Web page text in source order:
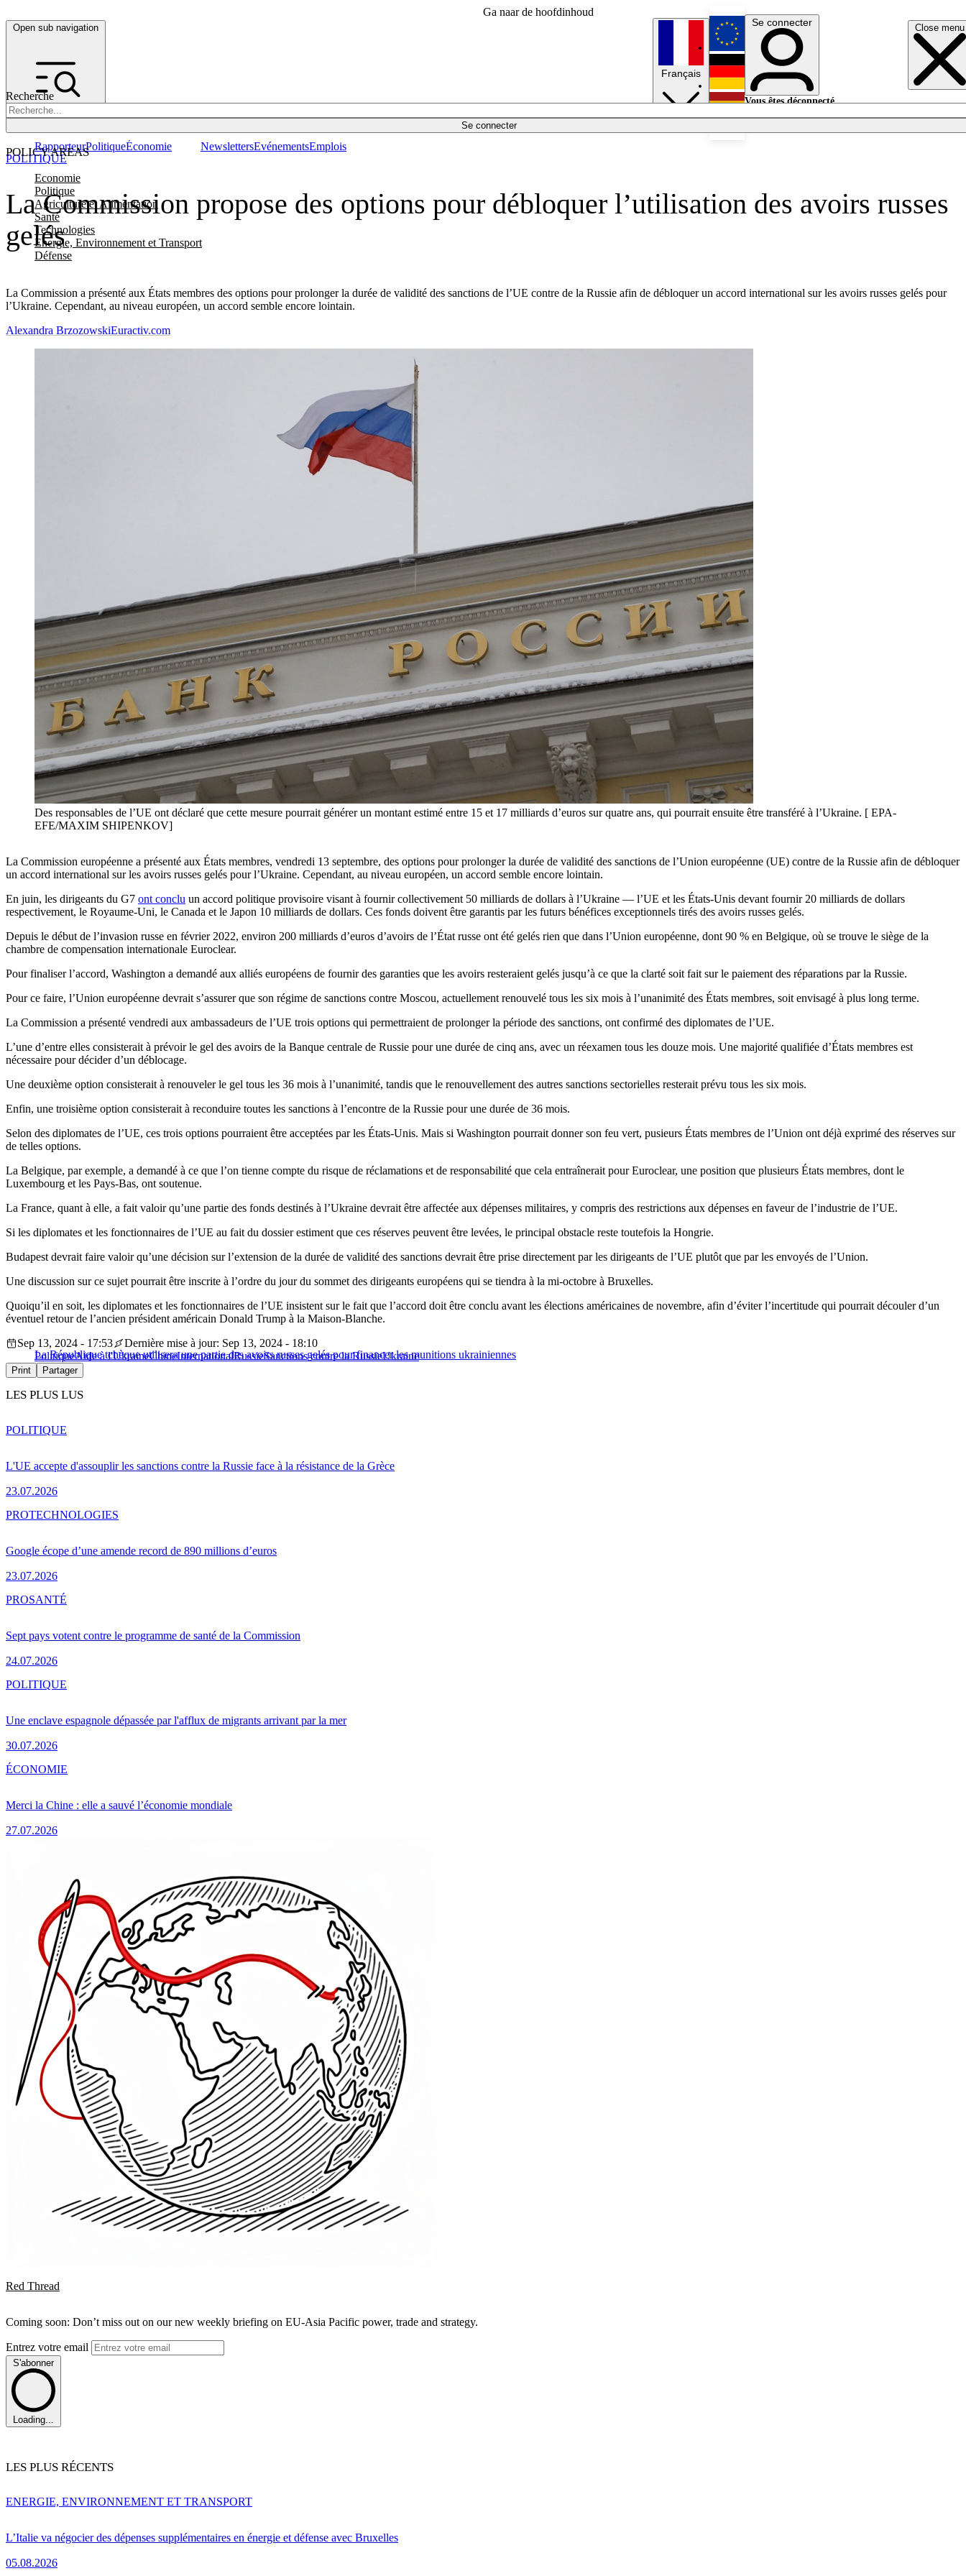
Ga naar de hoofdinhoud
Open sub navigation Close menu
Recherche
Se connecter
POLICY AREAS
Economie
Politique
Agriculture et Alimentation
Santé
Technologies
Energie, Environnement et Transport
Défense
RapporteurPolitiqueÉconomie NewslettersEvénementsEmplois
Français
English
Deutsch
Se connecter
Vous êtes déconnecté.
La Commission propose des options pour débloquer l’utilisation des avoirs russes
gelés
La Commission a présenté aux États membres des options pour prolonger la durée de validité des sanctions de l’UE contre de la Russie afin de débloquer un accord international sur les avoirs russes gelés pour
l’Ukraine. Cependant, au niveau européen, un accord semble encore lointain.
POLITIQUE
Alexandra BrzozowskiEuractiv.com
Des responsables de l’UE ont déclaré que cette mesure pourrait générer un montant estimé entre 15 et 17 milliards d’euros sur quatre ans, qui pourrait ensuite être transféré à l’Ukraine. [ EPA-
EFE/MAXIM SHIPENKOV]
La Commission européenne a présenté aux États membres, vendredi 13 septembre, des options pour prolonger la durée de validité des sanctions de l’Union européenne (UE) contre de la Russie afin de débloquer
un accord international sur les avoirs russes gelés pour l’Ukraine. Cependant, au niveau européen, un accord semble encore lointain.
En juin, les dirigeants du G7 ont conclu un accord politique provisoire visant à fournir collectivement 50 milliards de dollars à l’Ukraine — l’UE et les États-Unis devant fournir 20 milliards de dollars
respectivement, le Royaume-Uni, le Canada et le Japon 10 milliards de dollars. Ces fonds doivent être garantis par les futurs bénéfices exceptionnels tirés des avoirs russes gelés.
Depuis le début de l’invasion russe en février 2022, environ 200 milliards d’euros d’avoirs de l’État russe ont été gelés rien que dans l’Union européenne, dont 90 % en Belgique, où se trouve le siège de la
chambre de compensation internationale Euroclear.
Pour finaliser l’accord, Washington a demandé aux alliés européens de fournir des garanties que les avoirs resteraient gelés jusqu’à ce que la clarté soit fait sur le paiement des réparations par la Russie.
Pour ce faire, l’Union européenne devrait s’assurer que son régime de sanctions contre Moscou, actuellement renouvelé tous les six mois à l’unanimité des États membres, soit envisagé à plus long terme.
La Commission a présenté vendredi aux ambassadeurs de l’UE trois options qui permettraient de prolonger la période des sanctions, ont confirmé des diplomates de l’UE.
L’une d’entre elles consisterait à prévoir le gel des avoirs de la Banque centrale de Russie pour une durée de cinq ans, avec un réexamen tous les douze mois. Une majorité qualifiée d’États membres est
nécessaire pour décider d’un déblocage.
Une deuxième option consisterait à renouveler le gel tous les 36 mois à l’unanimité, tandis que le renouvellement des autres sanctions sectorielles resterait prévu tous les six mois.
Enfin, une troisième option consisterait à reconduire toutes les sanctions à l’encontre de la Russie pour une durée de 36 mois.
Selon des diplomates de l’UE, ces trois options pourraient être acceptées par les États-Unis. Mais si Washington pourrait donner son feu vert, pusieurs États membres de l’Union ont déjà exprimé des réserves sur
de telles options.
La Belgique, par exemple, a demandé à ce que l’on tienne compte du risque de réclamations et de responsabilité que cela entraînerait pour Euroclear, une position que plusieurs États membres, dont le
Luxembourg et les Pays-Bas, ont soutenue.
La France, quant à elle, a fait valoir qu’une partie des fonds destinés à l’Ukraine devrait être affectée aux dépenses militaires, y compris des restrictions aux dépenses en faveur de l’industrie de l’UE.
Si les diplomates et les fonctionnaires de l’UE au fait du dossier estiment que ces réserves peuvent être levées, le principal obstacle reste toutefois la Hongrie.
Budapest devrait faire valoir qu’une décision sur l’extension de la durée de validité des sanctions devrait être prise directement par les dirigeants de l’UE plutôt que par les envoyés de l’Union.
Une discussion sur ce sujet pourrait être inscrite à l’ordre du jour du sommet des dirigeants européens qui se tiendra à la mi-octobre à Bruxelles.
Quoiqu’il en soit, les diplomates et les fonctionnaires de l’UE insistent sur le fait que l’accord doit être conclu avant les élections américaines de novembre, afin d’éviter l’incertitude qui pourrait découler d’un
éventuel retour de l’ancien président américain Donald Trump à la Maison-Blanche.
La République tchèque utilisera une partie des avoirs russes gelés pour financer les munitions ukrainiennes
Sep 13, 2024 - 17:53
Dernière mise à jour: Sep 13, 2024 - 18:10
PolitiqueAide à l'UkraineChineInternationalRussieSanctions contre la RussieUkraine
Print Partager
LES PLUS LUS
L'UE accepte d'assouplir les sanctions contre la Russie face à la résistance de la Grèce
23.07.2026
POLITIQUE
Google écope d’une amende record de 890 millions d’euros
23.07.2026
PROTECHNOLOGIES
Sept pays votent contre le programme de santé de la Commission
24.07.2026
PROSANTÉ
Une enclave espagnole dépassée par l'afflux de migrants arrivant par la mer
30.07.2026
POLITIQUE
Merci la Chine : elle a sauvé l’économie mondiale
27.07.2026
ÉCONOMIE
Red Thread
Coming soon: Don’t miss out on our new weekly briefing on EU-Asia Pacific power, trade and strategy.
Entrez votre email
S'abonner
Loading...
LES PLUS RÉCENTS
L’Italie va négocier des dépenses supplémentaires en énergie et défense avec Bruxelles
05.08.2026
ENERGIE, ENVIRONNEMENT ET TRANSPORT